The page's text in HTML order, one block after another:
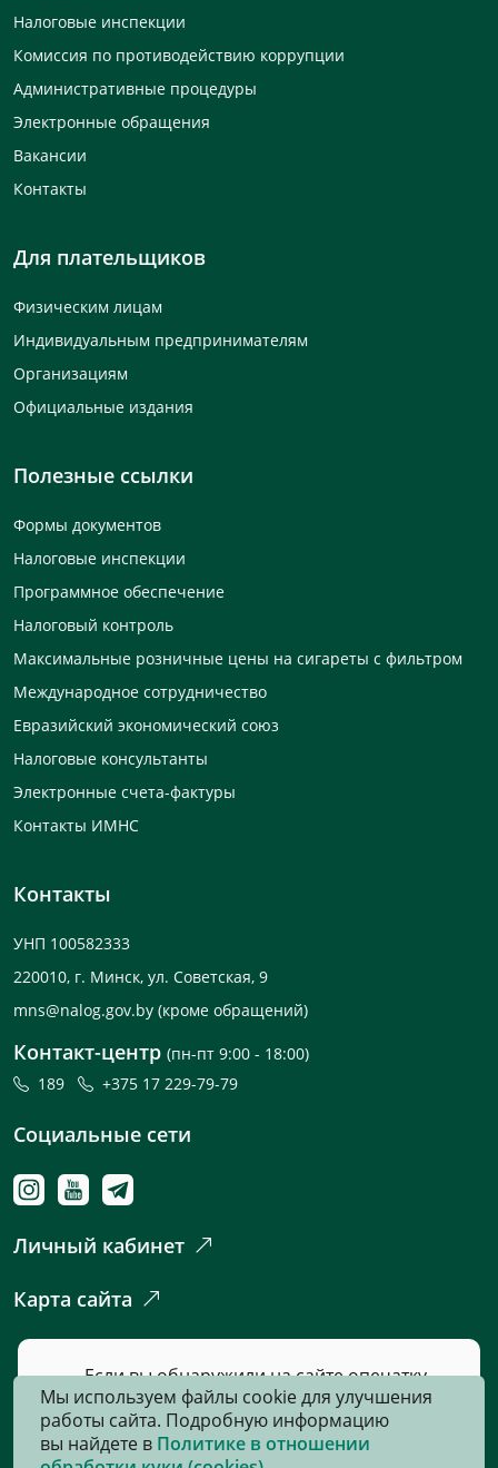
Налоговые инспекции
Комиссия по противодействию коррупции
Административные процедуры
Электронные обращения
Вакансии
Контакты
Для плательщиков
Физическим лицам
Индивидуальным предпринимателям
Организациям
Официальные издания
Полезные ссылки
Формы документов
Налоговые инспекции
Программное обеспечение
Налоговый контроль
Максимальные розничные цены на сигареты с фильтром
Международное сотрудничество
Евразийский экономический союз
Налоговые консультанты
Электронные счета-фактуры
Контакты ИМНС
Контакты
УНП 100582333
220010, г. Минск, ул. Советская, 9
mns@nalog.gov.by (кроме обращений)
Контакт-центр (пн-пт 9:00 - 18:00)
189
+375 17 229-79-79
Социальные сети
Личный кабинет
Карта сайта
Если вы обнаружили на сайте опечатку
или неточность, пожалуйста, нажмите
сюдаи сообщите нам об этом.
Мы используем файлы cookie для улучшения
работы сайта. Подробную информацию
вы найдете в Политике в отношении